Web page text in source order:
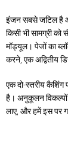
इंजन सबसे जटिल है
किसी भी सामग्री
मॉड्यूल। पेजों का
करने, एक अद्वितीय
एक दो-स्तरीय कैशिंग
है। अनुकूलन विकल्पों
लाए, और हमें इस पर